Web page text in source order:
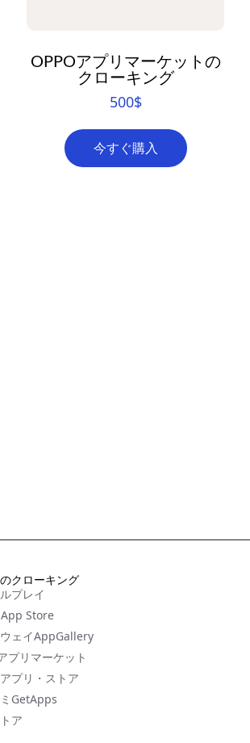
OPPOアプリマーケットの
クローキング
500$
今すぐ購入
クローキング
プレイ
Store
ェイAppGallery
プリマーケット
プリ・ストア
GetApps
ア